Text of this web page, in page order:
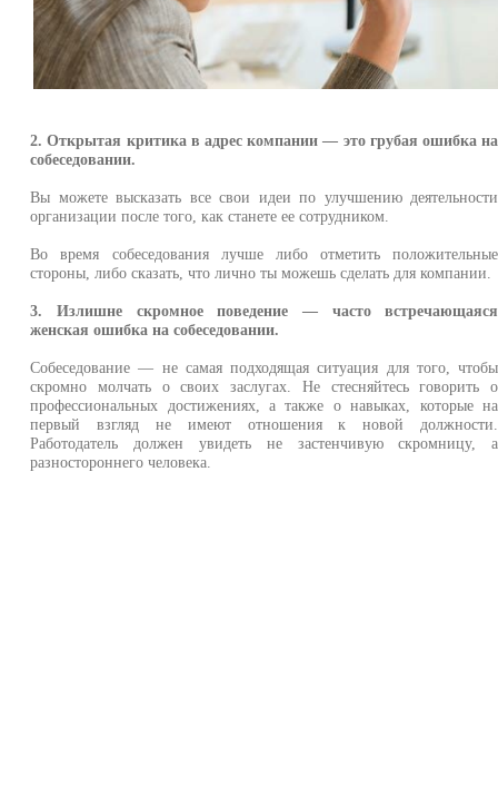
2. Открытая критика в адрес компании — это грубая ошибка на
собеседовании.
Вы можете высказать все свои идеи по улучшению деятельности
организации после того, как станете ее сотрудником.
Во время собеседования лучше либо отметить положительные
стороны, либо сказать, что лично ты можешь сделать для компании.
3. Излишне скромное поведение — часто встречающаяся
женская ошибка на собеседовании.
Собеседование — не самая подходящая ситуация для того, чтобы
скромно молчать о своих заслугах. Не стесняйтесь говорить о
профессиональных достижениях, а также о навыках, которые на
первый взгляд не имеют отношения к новой должности.
Работодатель должен увидеть не застенчивую скромницу, а
разностороннего человека.